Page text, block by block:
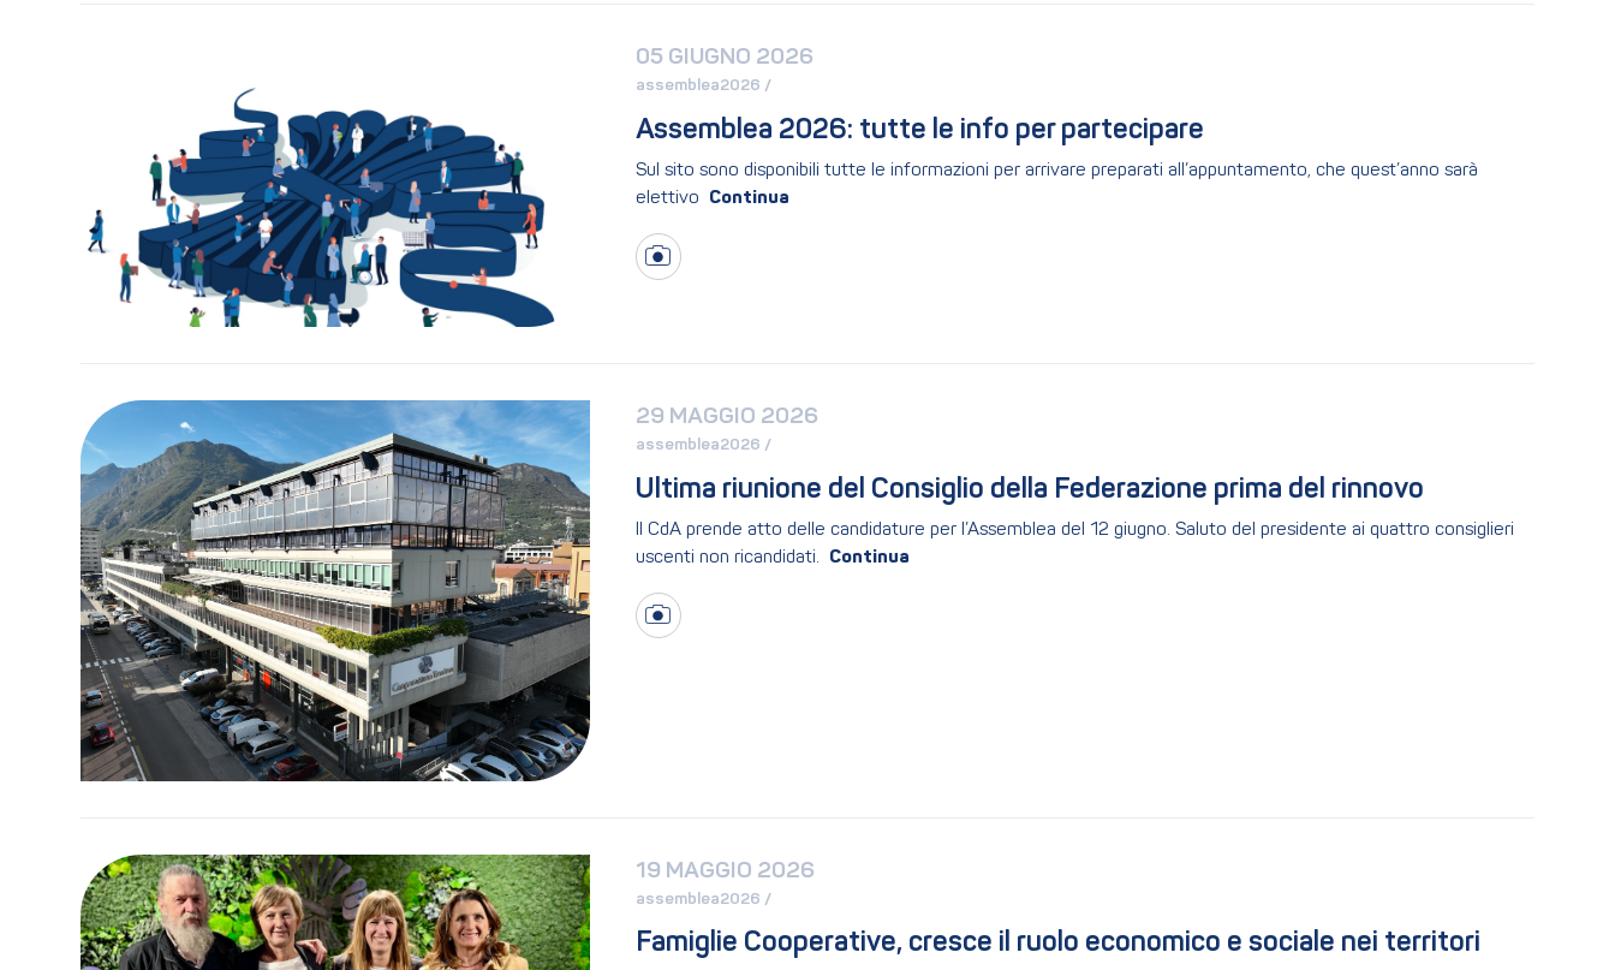
05 GIUGNO 2026
assemblea2026 /
Assemblea 2026: tutte le info per partecipare
Sul sito sono disponibili tutte le informazioni per arrivare preparati all’appuntamento, che quest’anno sarà
elettivo
29 MAGGIO 2026
assemblea2026 /
Ultima riunione del Consiglio della Federazione prima del rinnovo
Il CdA prende atto delle candidature per l’Assemblea del 12 giugno. Saluto del presidente ai quattro consiglieri
uscenti non ricandidati.
19 MAGGIO 2026
assemblea2026 /
Famiglie Cooperative, cresce il ruolo economico e sociale nei territori